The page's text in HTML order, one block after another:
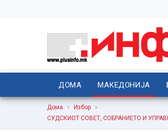
ДОМА МАКЕДОНИЈА
Дома
Избор
СУДСКИОТ СОВЕТ, СОБРАНИЕТО И